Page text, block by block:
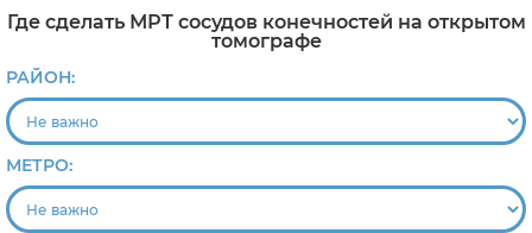
Где сделать МРТ сосудов конечностей на открытом
томографе
РАЙОН:
МЕТРО: